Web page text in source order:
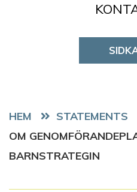
HEM STATEMENTS
OM
BARNSTRATEGIN